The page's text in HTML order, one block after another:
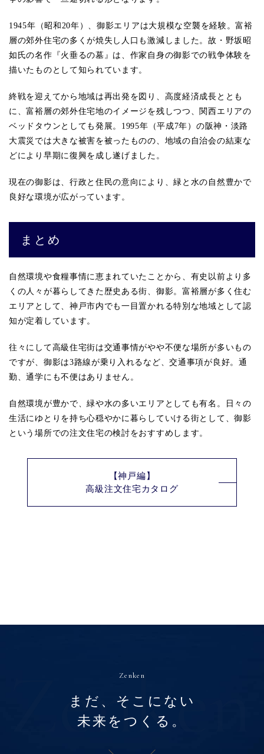
1945年（昭和20年）、御影エリアは大規模な空襲を経験。富裕
層の郊外住宅の多くが焼失し人口も激減しました。故・野坂昭
如氏の名作『火垂るの墓』は、作家自身の御影での戦争体験を
描いたものとして知られています。
終戦を迎えてから地域は再出発を図り、高度経済成長ととも
に、富裕層の郊外住宅地のイメージを残しつつ、関西エリアの
ベッドタウンとしても発展。1995年（平成7年）の阪神・淡路
大震災では大きな被害を被ったものの、地域の自治会の結束な
どにより早期に復興を成し遂げました。
現在の御影は、行政と住民の意向により、緑と水の自然豊かで
良好な環境が広がっています。
まとめ
自然環境や食糧事情に恵まれていたことから、有史以前より多
くの人々が暮らしてきた歴史ある街、御影。富裕層が多く住む
エリアとして、神戸市内でも一目置かれる特別な地域として認
知が定着しています。
往々にして高級住宅街は交通事情がやや不便な場所が多いもの
ですが、御影は3路線が乗り入れるなど、交通事項が良好。通
勤、通学にも不便はありません。
自然環境が豊かで、緑や水の多いエリアとしても有名。日々の
生活にゆとりを持ち心穏やかに暮らしていける街として、御影
という場所での注文住宅の検討をおすすめします。
【神戸編】
高級注文住宅カタログ
Zenken
まだ、そこにない
未来をつくる。